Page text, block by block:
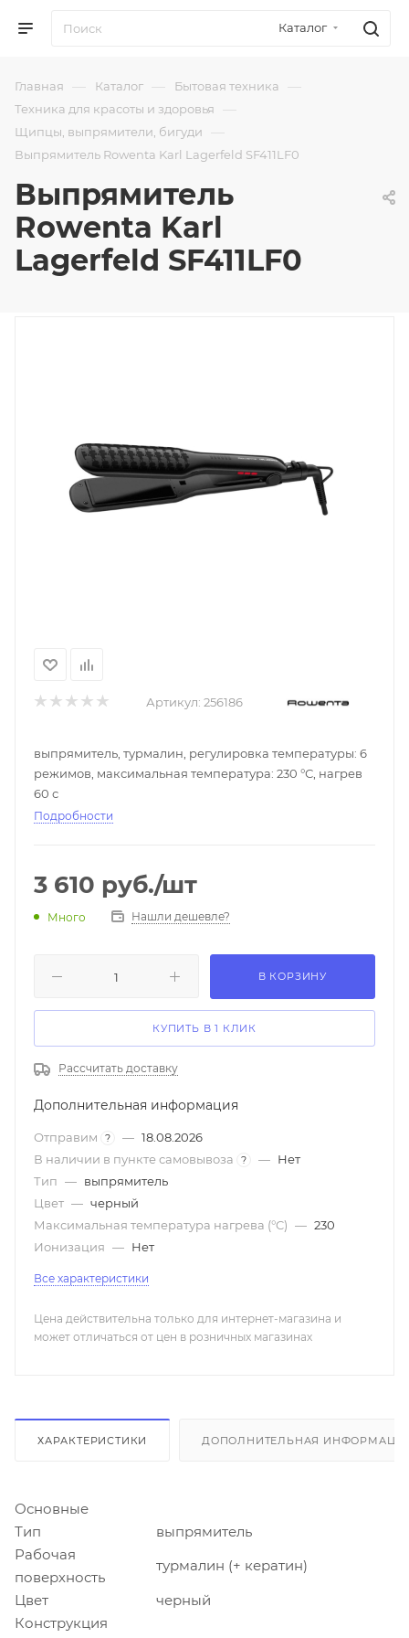
Каталог
Главная — Каталог — Бытовая техника —
Техника для красоты и здоровья —
Щипцы, выпрямители, бигуди —
Выпрямитель Rowenta Karl Lagerfeld SF411LF0
Выпрямитель
Rowenta Karl
Lagerfeld SF411LF0
Артикул: 256186
выпрямитель, турмалин, регулировка температуры: 6
режимов, максимальная температура: 230 °С, нагрев
60 с
Подробности
3 610 руб./шт
Много Нашли дешевле?
В КОРЗИНУ
КУПИТЬ В 1 КЛИК
Рассчитать доставку
Дополнительная информация
Отправим ? — 18.08.2026
В наличии в пункте самовывоза
? — Нет
Тип — выпрямитель
Цвет — черный
Максимальная температура нагрева (°C) — 230
Ионизация — Нет
Все характеристики
Цена действительна только для интернет-магазина и
может отличаться от цен в розничных магазинах
ХАРАКТЕРИСТИКИ ДОПОЛНИТЕЛЬНАЯ
Основные
Тип
выпрямитель
Рабочая
поверхность
турмалин (+ кератин)
Цвет
черный
Конструкция